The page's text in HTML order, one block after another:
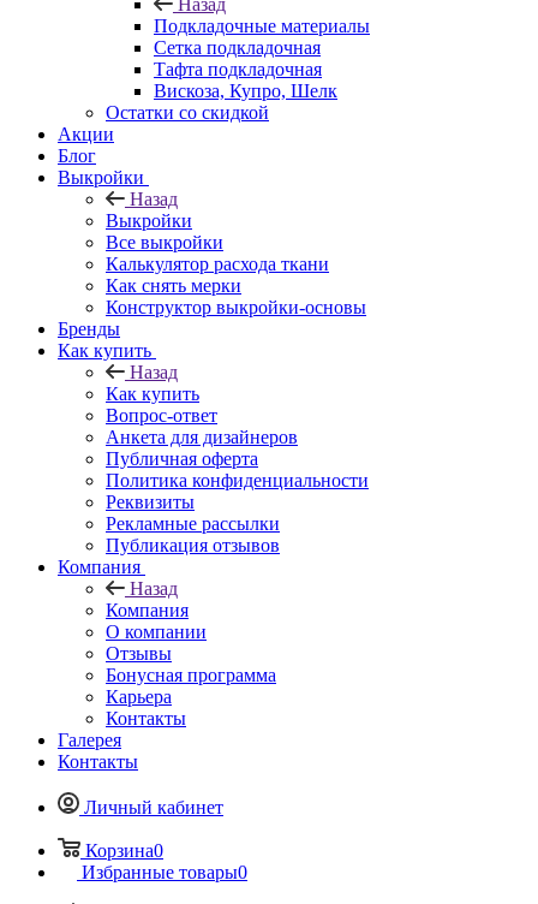
Назад
Подкладочные материалы
Сетка подкладочная
Тафта подкладочная
Вискоза, Купро, Шелк
Остатки со скидкой
Акции
Блог
Выкройки
Назад
Выкройки
Все выкройки
Калькулятор расхода ткани
Как снять мерки
Конструктор выкройки-основы
Бренды
Как купить
Назад
Как купить
Вопрос-ответ
Анкета для дизайнеров
Публичная оферта
Политика конфиденциальности
Реквизиты
Рекламные рассылки
Публикация отзывов
Компания
Назад
Компания
О компании
Отзывы
Бонусная программа
Карьера
Контакты
Галерея
Контакты
Личный кабинет
Корзина0
Избранные товары0